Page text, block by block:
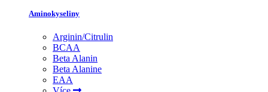
Aminokyseliny
Arginin/Citrulin
BCAA
Beta Alanin
Beta Alanine
EAA